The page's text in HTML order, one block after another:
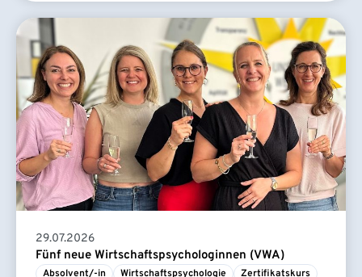
29.07.2026
Fünf neue Wirtschaftspsychologinnen (VWA)
Absolvent/-in Wirtschaftspsychologie Zertifikatskurs